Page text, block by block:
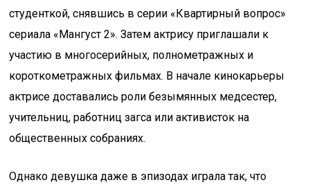
студенткой, снявшись в серии «Квартирный вопрос»
сериала «Мангуст 2». Затем актрису приглашали к
участию в многосерийных, полнометражных и
короткометражных фильмах. В начале кинокарьеры
актрисе доставались роли безымянных медсестер,
учительниц, работниц загса или активисток на
общественных собраниях.
Однако девушка даже в эпизодах играла так, что